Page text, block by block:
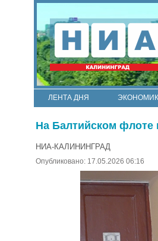
ЛЕНТА ДНЯ
На Балтийском
НИА-КАЛИНИНГРАД
Опубликовано: 17.05.2026 06:16